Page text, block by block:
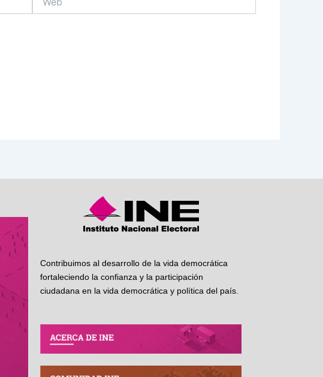
Contribuimos al desarrollo de la vida democrática
fortaleciendo la confianza y la participación
ciudadana en la vida democrática y política del país.